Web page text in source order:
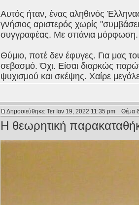
Αυτός ήταν, ένας αληθινός
γνήσιος αριστερός χωρίς
συγγραφέας. Με σπάνια μόρφωση.
Θύμιο, ποτέ δεν έφυγες. Για μας
σεβασμό. Όχι. Είσαι διαρκώς
ψυχισμού και σκέψης. Χαίρε
Δημοσιεύθηκε: Τετ Ιαν 19, 2022 11:35 pm Θέμα
H θεωρητική